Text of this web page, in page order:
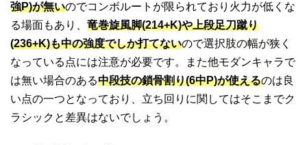
強P)が無いのでコンボルートが限られており火力が低くな
る場面もあり、 竜巻旋風脚(214+K)や上段足刀蹴り
(236+K)も中の強度でしか打てないので選択肢の幅が狭く
なっている点には注意が必要です。また他モダンキャラで
は無い場合のある中段技の鎖骨割り(6中P)が使えるのは良
い点の一つとなっており、立ち回りに関してはそこまでク
ラシックと差異はないでしょう。